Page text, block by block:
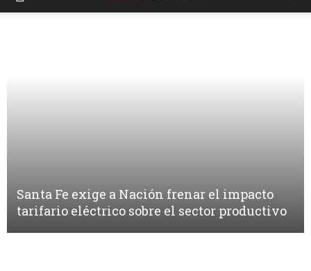
Santa Fe exige a Nación frenar el impacto
tarifario eléctrico sobre el sector productivo